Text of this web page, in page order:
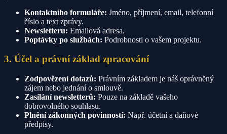
Kontaktního formuláře: Jméno, příjmení, email, telefonní
číslo a text zprávy.
Newsletteru: Emailová adresa.
Poptávky po službách: Podrobnosti o vašem projektu.
3. Účel a právní základ zpracování
Zodpovězení dotazů: Právním základem je náš oprávněný
zájem nebo jednání o smlouvě.
Zasílání newsletterů: Pouze na základě vašeho
dobrovolného souhlasu.
Plnění zákonných povinností: Např. účetní a daňové
předpisy.